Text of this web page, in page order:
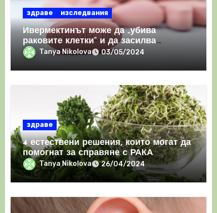
здраве изследвания
Ивермектинът може да „убива
раковите клетки“ и да засилва
имунния отговор
Tanya Nikolova 03/05/2024
здраве
4 естествени решения, които могат да
помогнат за справяне с РАКА
Tanya Nikolova 26/04/2024